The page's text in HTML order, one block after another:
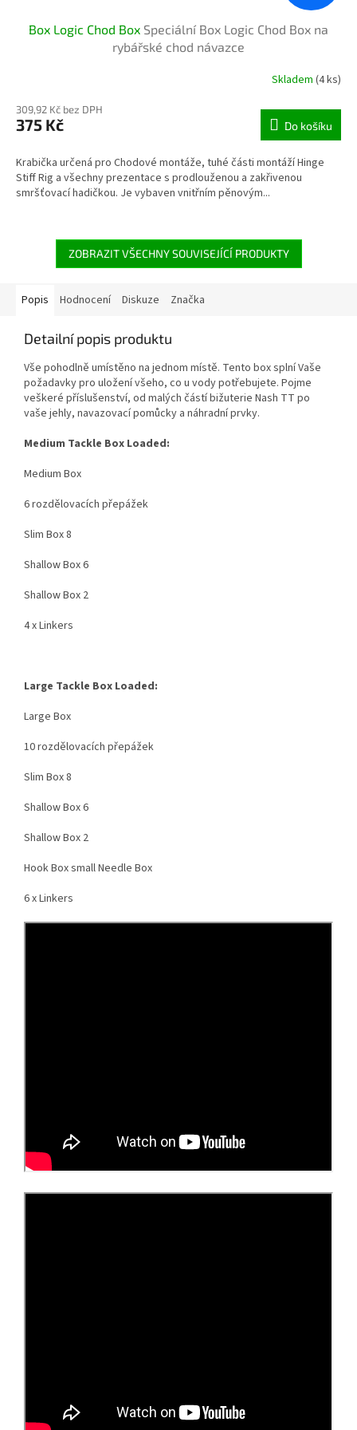
Box Logic Chod Box Speciální Box Logic Chod Box na
rybářské chod návazce
Skladem (4 ks)
309,92 Kč bez DPH
375 Kč Do košíku
Krabička určená pro Chodové montáže, tuhé části montáží Hinge
Stiff Rig a všechny prezentace s prodlouženou a zakřivenou
smršťovací hadičkou. Je vybaven vnitřním pěnovým...
ZOBRAZIT VŠECHNY SOUVISEJÍCÍ PRODUKTY
Popis Hodnocení Diskuze Značka
Detailní popis produktu
Vše pohodlně umístěno na jednom místě. Tento box splní Vaše
požadavky pro uložení všeho, co u vody potřebujete. Pojme
veškeré příslušenství, od malých částí bižuterie Nash TT po
vaše jehly, navazovací pomůcky a náhradní prvky.
Medium Tackle Box Loaded:
Medium Box
6 rozdělovacích přepážek
Slim Box 8
Shallow Box 6
Shallow Box 2
4 x Linkers
Large Tackle Box Loaded:
Large Box
10 rozdělovacích přepážek
Slim Box 8
Shallow Box 6
Shallow Box 2
Hook Box small Needle Box
6 x Linkers